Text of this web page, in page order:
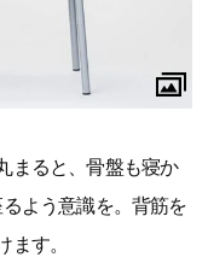
まると、骨盤も寝か
よう意識を。背筋を
ます。